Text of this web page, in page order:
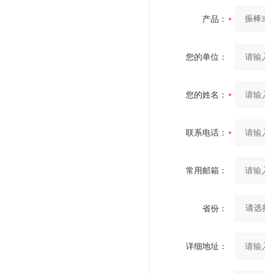
产品：
您的单位：
您的姓名：
联系电话：
常用邮箱：
省份：
详细地址：